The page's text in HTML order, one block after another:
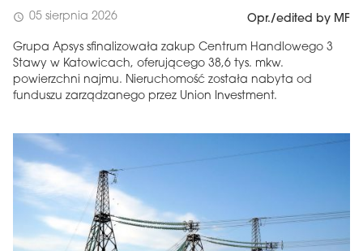
schedule 05 sierpnia 2026 Opr./edited by MF
Grupa Apsys sfinalizowała zakup Centrum Handlowego 3
Stawy w Katowicach, oferującego 38,6 tys. mkw.
powierzchni najmu. Nieruchomość została nabyta od
funduszu zarządzanego przez Union Investment.